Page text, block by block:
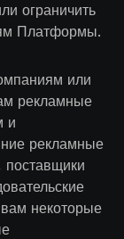
ограничить
Платформы.
или
рекламные
и
рекламные
поставщики
некоторые